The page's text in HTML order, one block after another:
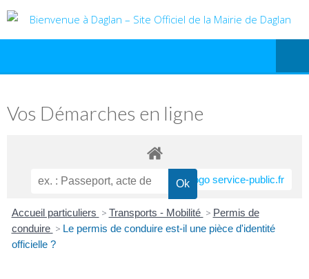
Vos Démarches en ligne
Accueil particuliers > Transports - Mobilité > Permis de
conduire > Le permis de conduire est-il une pièce d'identité
officielle ?